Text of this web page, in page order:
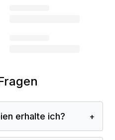
erhalte ich? +